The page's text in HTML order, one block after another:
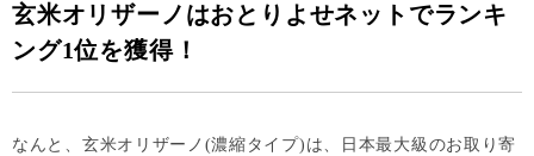
玄米オリザーノはおとりよせネットでランキ
ング1位を獲得！
なんと、玄米オリザーノ(濃縮タイプ)は、日本最大級のお取り寄